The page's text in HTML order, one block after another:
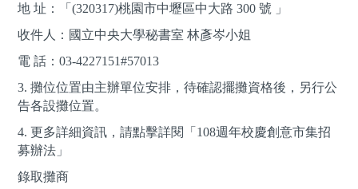
地 址：「(320317)桃園市中壢區中大路 300 號 」
收件人：國立中央大學秘書室 林彥岑小姐
電 話：03-4227151#57013
3. 攤位位置由主辦單位安排，待確認擺攤資格後，另行公
告各設攤位置。
4. 更多詳細資訊，請點擊詳閱「108週年校慶創意市集招
募辦法」
錄取攤商